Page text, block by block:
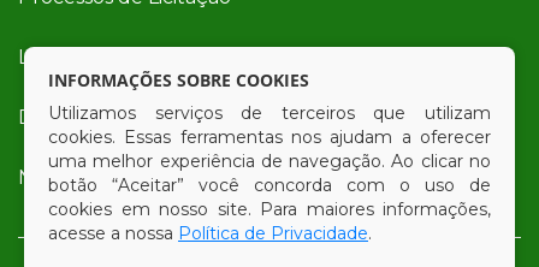
Licitações em Andamento
Diário Oficial
Nota Fiscal Eletrônica (NFe)
INFORMAÇÕES SOBRE COOKIES
Utilizamos serviços de terceiros que utilizam
cookies. Essas ferramentas nos ajudam a oferecer
uma melhor experiência de navegação. Ao clicar no
botão “Aceitar” você concorda com o uso de
cookies em nosso site. Para maiores informações,
acesse a nossa Política de Privacidade.